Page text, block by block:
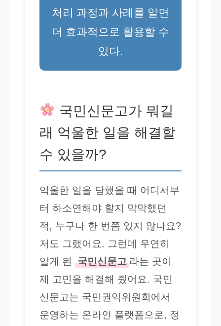
처리 과정과 사례를 알면
더 효과적으로 활용할 수
있다.
국민신문고가 뭐길
래 억울한 일을 해결할
수 있을까?
억울한 일을 당했을 때 어디서부
터 하소연해야 할지 막막했던
적, 누구나 한 번쯤 있지 않나요?
저도 그랬어요. 그런데 우연히
알게 된
국민신문고 라는 곳이
제 고민을 해결해 줬어요. 국민
신문고는 국민권익위원회에서
운영하는 온라인 플랫폼으로, 정